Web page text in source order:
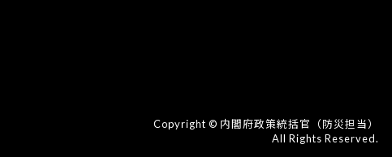
Copyright © 内閣府政策統括官（防災担当）
All Rights Reserved.